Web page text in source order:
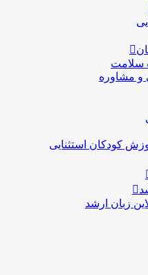
سلامت
و مشاوره
کودکان استثنایی
زبان ارشد